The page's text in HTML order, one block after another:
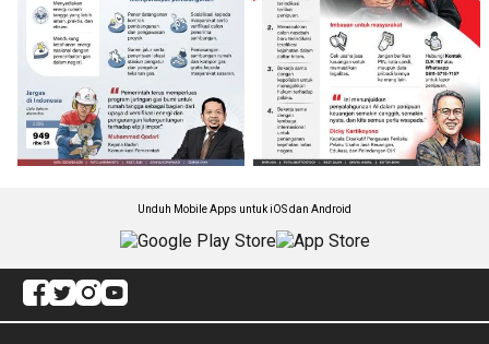
Unduh Mobile Apps untuk iOS dan Android